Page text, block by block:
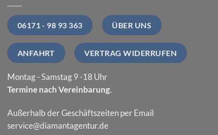
06171 - 98 93 363 ÜBER UNS
ANFAHRT VERTRAG WIDERRUFEN
Montag - Samstag 9 -18 Uhr
Termine nach Vereinbarung.
Außerhalb der Geschäftszeiten per Email
service@diamantagentur.de